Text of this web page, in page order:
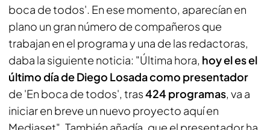
boca de todos'. En ese momento, aparecían en
plano un gran número de compañeros que
trabajan en el programa y una de las redactoras,
daba la siguiente noticia: "Última hora, hoy el es el
último día de Diego Losada como presentador
de 'En boca de todos', tras424 programas, va a
iniciar en breve un nuevo proyecto aquí en